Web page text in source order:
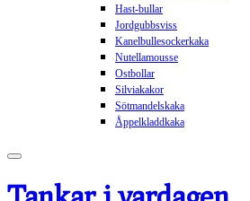
Hast-bullar
Jordgubbsviss
Kanelbullesockerkaka
Nutellamousse
Ostbollar
Silviakakor
Sötmandelskaka
Åppelkladdkaka